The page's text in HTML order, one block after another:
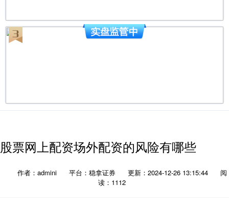
股票网上配资场外配资的风险有哪些
作者：admini 平台：稳拿证券 更新：2024-12-26 13:15:44
阅
读：1112